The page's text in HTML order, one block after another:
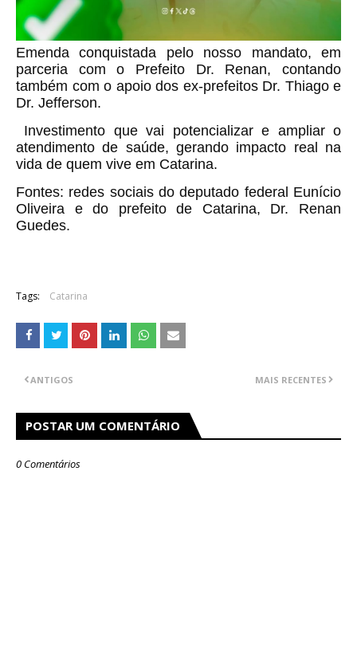
Emenda conquistada pelo nosso mandato, em
parceria com o Prefeito Dr. Renan, contando
também com o apoio dos ex-prefeitos Dr. Thiago e
Dr. Jefferson.
Investimento que vai potencializar e ampliar o
atendimento de saúde, gerando impacto real na
vida de quem vive em Catarina.
Fontes: redes sociais do deputado federal Eunício
Oliveira e do prefeito de Catarina, Dr. Renan
Guedes.
Tags: Catarina
MAIS RECENTES
ANTIGOS
POSTAR UM COMENTÁRIO
0 Comentários